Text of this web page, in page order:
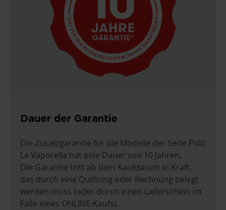
Dauer der Garantie
Die Zusatzgarantie für die Modelle der Serie Polti
La Vaporella hat eine Dauer von 10 Jahren.
Die Garantie tritt ab dem Kaufdatum in Kraft,
das durch eine Quittung oder Rechnung belegt
werden muss (oder durch einen Lieferschein im
Falle eines ONLINE-Kaufs).